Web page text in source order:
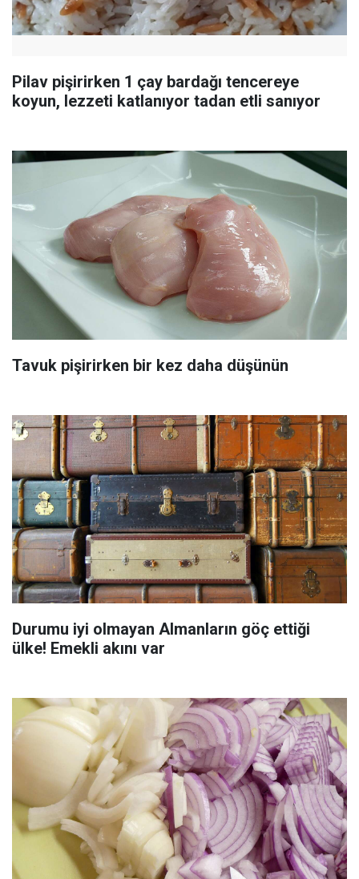
Pilav pişirirken 1 çay bardağı tencereye
koyun, lezzeti katlanıyor tadan etli sanıyor
Tavuk pişirirken bir kez daha düşünün
Durumu iyi olmayan Almanların göç ettiği
ülke! Emekli akını var